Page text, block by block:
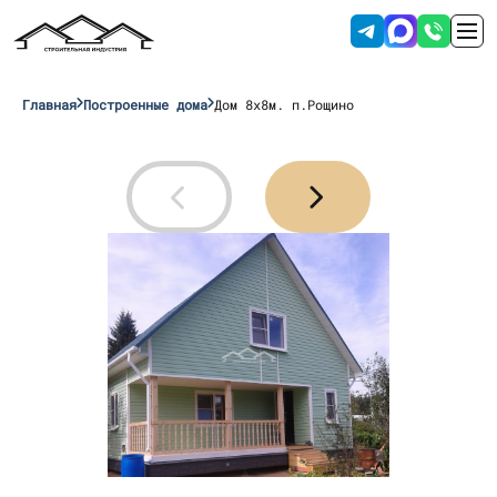
Главная Построенные дома Дом 8х8м. п.Рощино
Отправляя данные вы соглашаетесь с
условиями обработки персональных
.